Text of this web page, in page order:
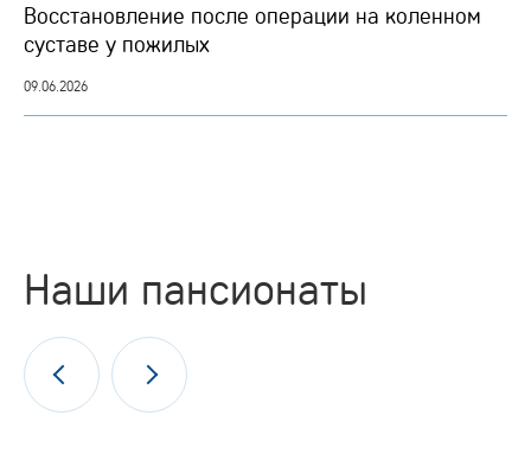
Восстановление после операции на коленном
суставе у пожилых
09.06.2026
Наши пансионаты